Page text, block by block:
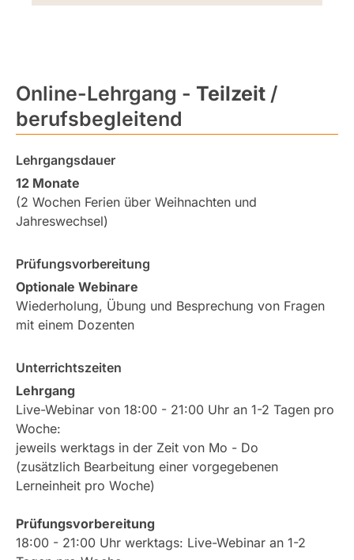
Online-Lehrgang - Teilzeit /
berufsbegleitend
Lehrgangsdauer
12 Monate
(2 Wochen Ferien über Weihnachten und
Jahreswechsel)
Prüfungsvorbereitung
Optionale Webinare
Wiederholung, Übung und Besprechung von Fragen
mit einem Dozenten
Unterrichtszeiten
Lehrgang
Live-Webinar von 18:00 - 21:00 Uhr an 1-2 Tagen pro
Woche:
jeweils werktags in der Zeit von Mo - Do
(zusätzlich Bearbeitung einer vorgegebenen
Lerneinheit pro Woche)
Prüfungsvorbereitung
18:00 - 21:00 Uhr werktags: Live-Webinar an 1-2